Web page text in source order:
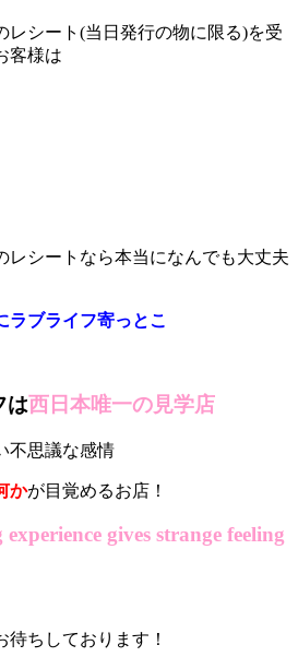
レシート(当日発行の物に限る)を受
客様は
レシートなら本当になんでも大丈夫
ラブライフ寄っとこ
は西日本唯一の見学店
不思議な感情
かが目覚めるお店！
gives strange feeling
ちしております！